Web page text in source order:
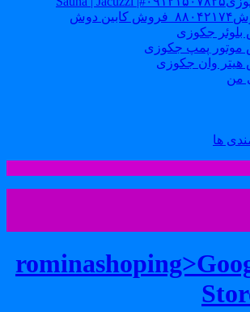
جکوزی
پمپ جکوزی
وان جکوزی
ها